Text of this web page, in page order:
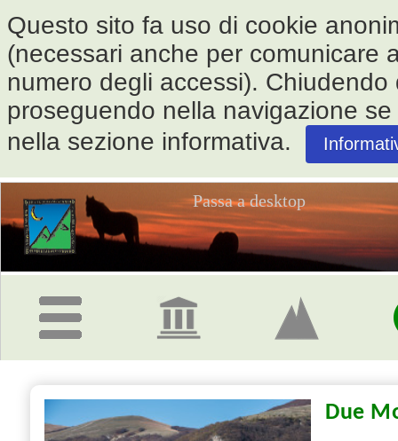
Questo sito fa uso di cookie
(necessari anche per comunicare
numero degli accessi).
proseguendo nella navigazione
nella sezione informativa.
Pagina
iniziale
Passa a desktop